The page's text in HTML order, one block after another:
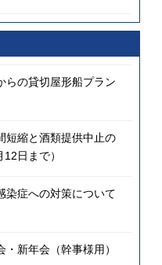
らの貸切屋形船プラン
短縮と酒類提供中止の
日まで）
染症への対策について
新年会（幹事様用）